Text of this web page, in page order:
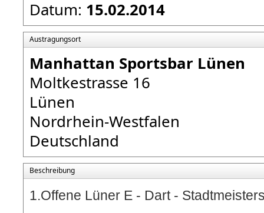
Datum: 15.02.2014
Austragungsort
Manhattan Sportsbar Lünen
Moltkestrasse 16
Lünen
Nordrhein-Westfalen
Deutschland
Beschreibung
1.Offene Lüner E - Dart -